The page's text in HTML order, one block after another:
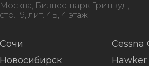
Москва, Бизнес-парк Гринвуд,
стр. 19, лит. 4Б, 4 этаж
Сочи
Новосибирск
Cessna
Hawker